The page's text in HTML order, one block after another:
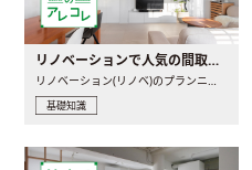
リノベーションで人気の間取りとは？トレンドの間取りと実例を徹底解説
基礎知識